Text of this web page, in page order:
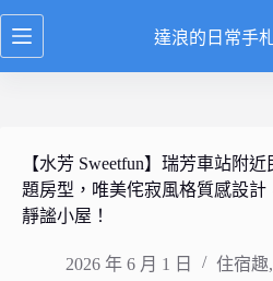
跳
至
達浪的日常手
【水芳 Sweetfun】瑞芳車站附
題房型，唯美侘寂風格質感設計
靜謐小屋！
2026 年 6 月 1 日 住宿趣,